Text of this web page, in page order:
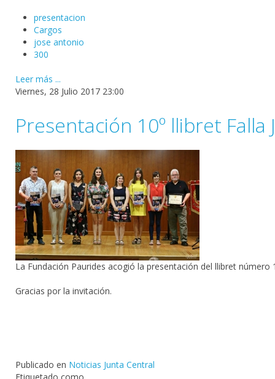
presentacion
Cargos
jose antonio
300
Leer más ...
Viernes, 28 Julio 2017 23:00
Presentación 10º llibret Falla
La Fundación Paurides acogió la presentación del llibret número
Gracias por la invitación.
Publicado en Noticias Junta Central